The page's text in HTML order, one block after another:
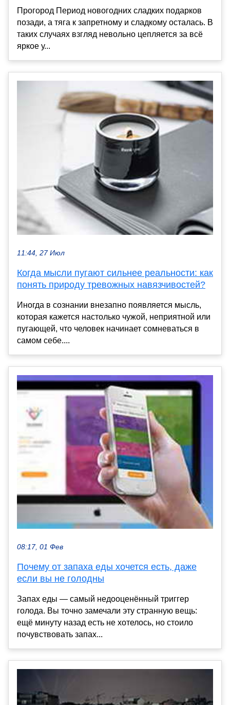
Прогород Период новогодних сладких подарков
позади, а тяга к запретному и сладкому осталась. В
таких случаях взгляд невольно цепляется за всё
яркое у...
11:44, 27 Июл
Когда мысли пугают сильнее реальности: как
понять природу тревожных навязчивостей?
Иногда в сознании внезапно появляется мысль,
которая кажется настолько чужой, неприятной или
пугающей, что человек начинает сомневаться в
самом себе....
08:17, 01 Фев
Почему от запаха еды хочется есть, даже
если вы не голодны
Запах еды — самый недооценённый триггер
голода. Вы точно замечали эту странную вещь:
ещё минуту назад есть не хотелось, но стоило
почувствовать запах...